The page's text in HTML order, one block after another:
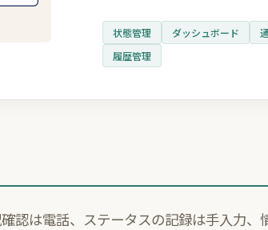
状態管理 ダッシュボード
履歴管理
認は電話、ステータスの記録は手入力、